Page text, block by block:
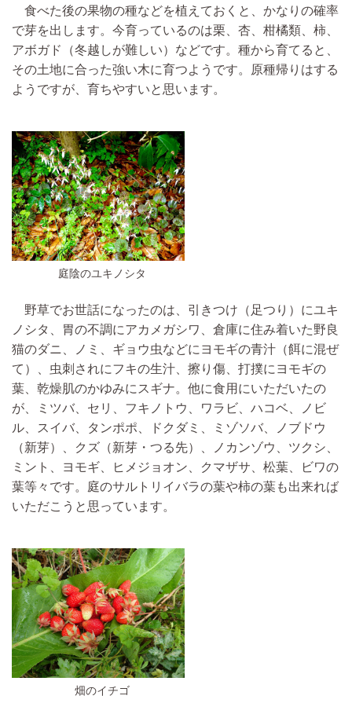
食べた後の果物の種などを植えておくと、かなりの確率
で芽を出します。今育っているのは栗、杏、柑橘類、柿、
アボガド（冬越しが難しい）などです。種から育てると、
その土地に合った強い木に育つようです。原種帰りはする
ようですが、育ちやすいと思います。
庭陰のユキノシタ
野草でお世話になったのは、引きつけ（足つり）にユキ
ノシタ、胃の不調にアカメガシワ、倉庫に住み着いた野良
猫のダニ、ノミ、ギョウ虫などにヨモギの青汁（餌に混ぜ
て）、虫刺されにフキの生汁、擦り傷、打撲にヨモギの
葉、乾燥肌のかゆみにスギナ。他に食用にいただいたの
が、ミツバ、セリ、フキノトウ、ワラビ、ハコベ、ノビ
ル、スイバ、タンポポ、ドクダミ、ミゾソバ、ノブドウ
（新芽）、クズ（新芽・つる先）、ノカンゾウ、ツクシ、
ミント、ヨモギ、ヒメジョオン、クマザサ、松葉、ビワの
葉等々です。庭のサルトリイバラの葉や柿の葉も出来れば
いただこうと思っています。
畑のイチゴ